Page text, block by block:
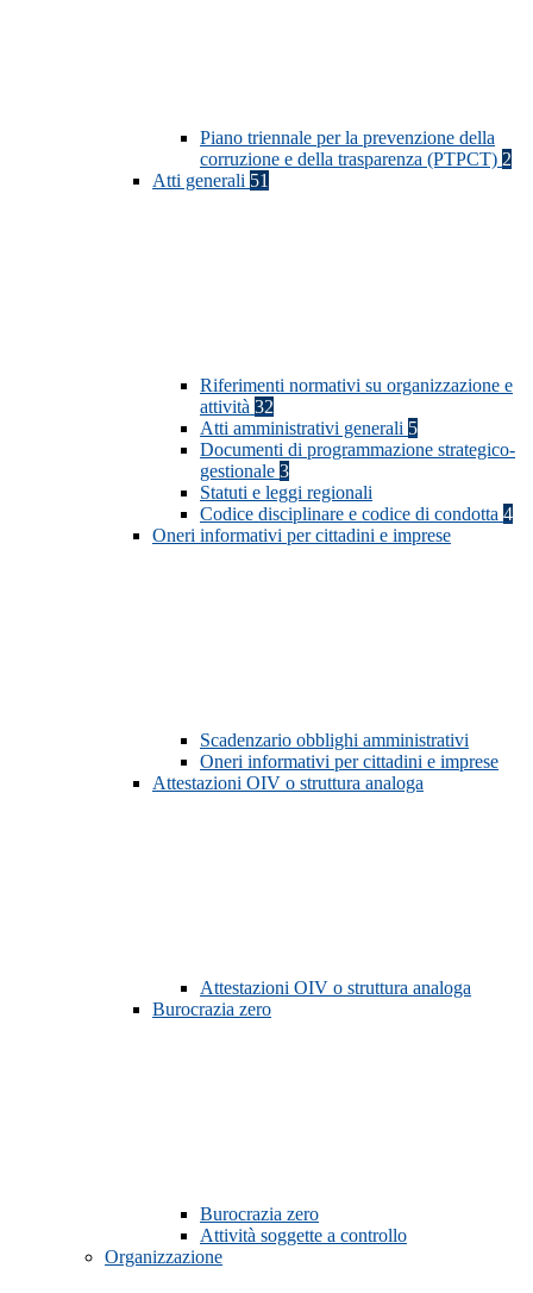
Piano triennale per la prevenzione della
corruzione e della trasparenza (PTPCT) 2
Atti generali 51
Riferimenti normativi su organizzazione e
attività 32
Atti amministrativi generali 5
Documenti di programmazione strategico-
gestionale 3
Statuti e leggi regionali
Codice disciplinare e codice di condotta 4
Oneri informativi per cittadini e imprese
Scadenzario obblighi amministrativi
Oneri informativi per cittadini e imprese
Attestazioni OIV o struttura analoga
Attestazioni OIV o struttura analoga
Burocrazia zero
Burocrazia zero
Attività soggette a controllo
Organizzazione